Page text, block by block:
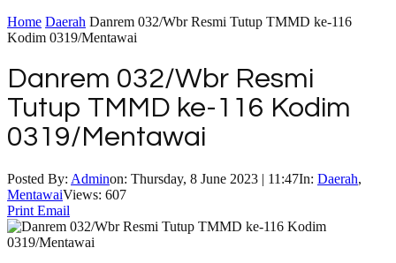
Home Daerah Danrem 032/Wbr Resmi Tutup TMMD ke-116
Kodim 0319/Mentawai
Danrem 032/Wbr Resmi
Tutup TMMD ke-116 Kodim
0319/Mentawai
Posted By: Adminon: Thursday, 8 June 2023 | 11:47In: Daerah,
MentawaiViews: 607
Print Email